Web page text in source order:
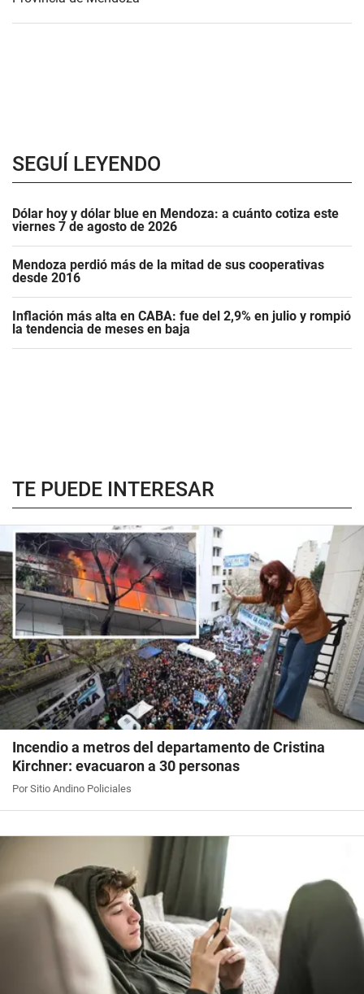
SEGUÍ LEYENDO
Dólar hoy y dólar blue en Mendoza: a cuánto cotiza este
viernes 7 de agosto de 2026
Mendoza perdió más de la mitad de sus cooperativas
desde 2016
Inflación más alta en CABA: fue del 2,9% en julio y rompió
la tendencia de meses en baja
TE PUEDE INTERESAR
Incendio a metros del departamento de Cristina
Kirchner: evacuaron a 30 personas
Por Sitio Andino Policiales